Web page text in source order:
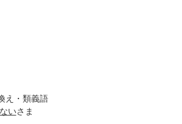
え・類義語
いさま